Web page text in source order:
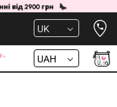
UK
UAH